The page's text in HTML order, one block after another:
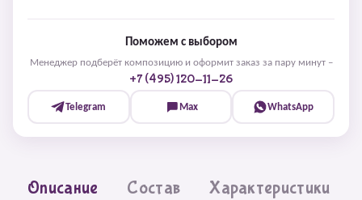
Поможем с выбором
Менеджер подберёт композицию и оформит заказ за пару минут –
+7 (495) 120-11-26
Telegram Max WhatsApp
Описание Состав Характеристики